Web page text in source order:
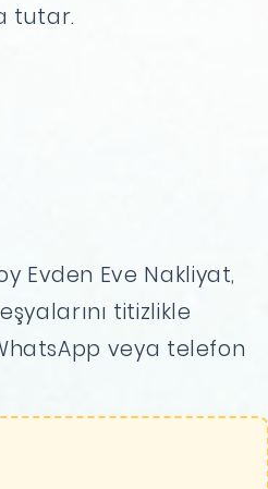
tutar.
Evden Eve Nakliyat,
titizlikle
veya telefon